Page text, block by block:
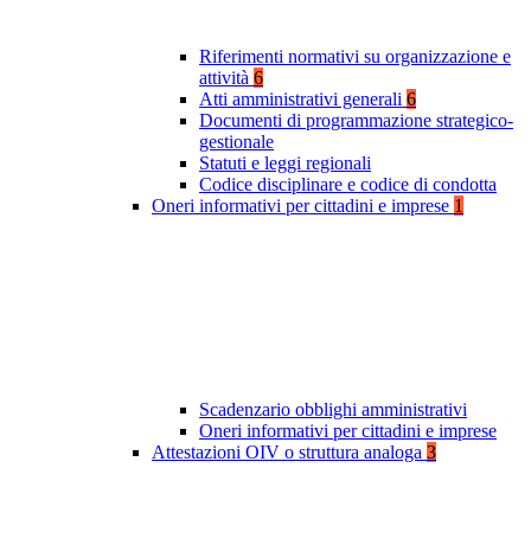
Riferimenti normativi su organizzazione e
attività 6
Atti amministrativi generali 6
Documenti di programmazione strategico-
gestionale
Statuti e leggi regionali
Codice disciplinare e codice di condotta
Oneri informativi per cittadini e imprese 1
Scadenzario obblighi amministrativi
Oneri informativi per cittadini e imprese
Attestazioni OIV o struttura analoga 3